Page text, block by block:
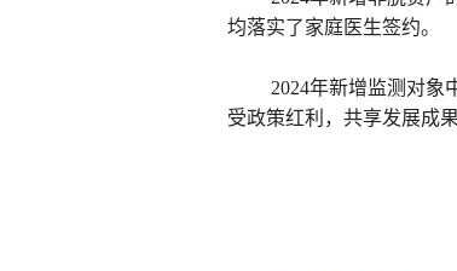
均落实了家庭医生签约。
2024年新增监测对象
受政策红利，共享发展成果